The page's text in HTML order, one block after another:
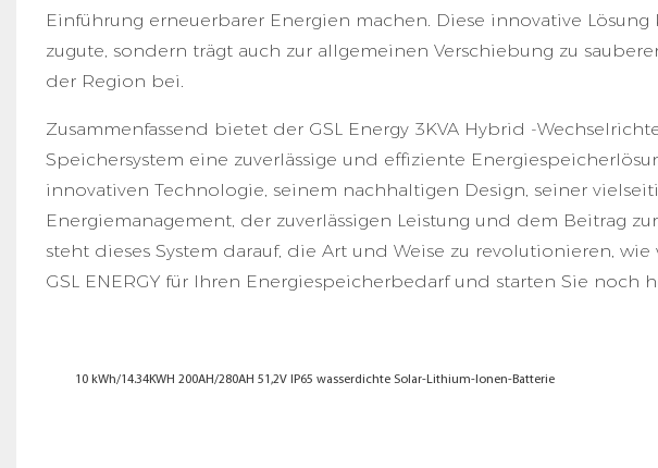
Einführung erneuerbarer Energien machen. Diese innovative
zugute, sondern trägt auch zur allgemeinen Verschiebung zu
der Region bei.
Zusammenfassend bietet der GSL Energy 3KVA Hybrid -
Speichersystem eine zuverlässige und effiziente
innovativen Technologie, seinem nachhaltigen Design, seiner
Energiemanagement, der zuverlässigen Leistung und dem Beitrag
steht dieses System darauf, die Art und Weise zu revolutionieren,
GSL ENERGY für Ihren Energiespeicherbedarf und starten Sie
10 kWh/14.34KWH 200AH/280AH 51,2V IP65 wasserdichte Solar-Lithium-Ionen-Batterie